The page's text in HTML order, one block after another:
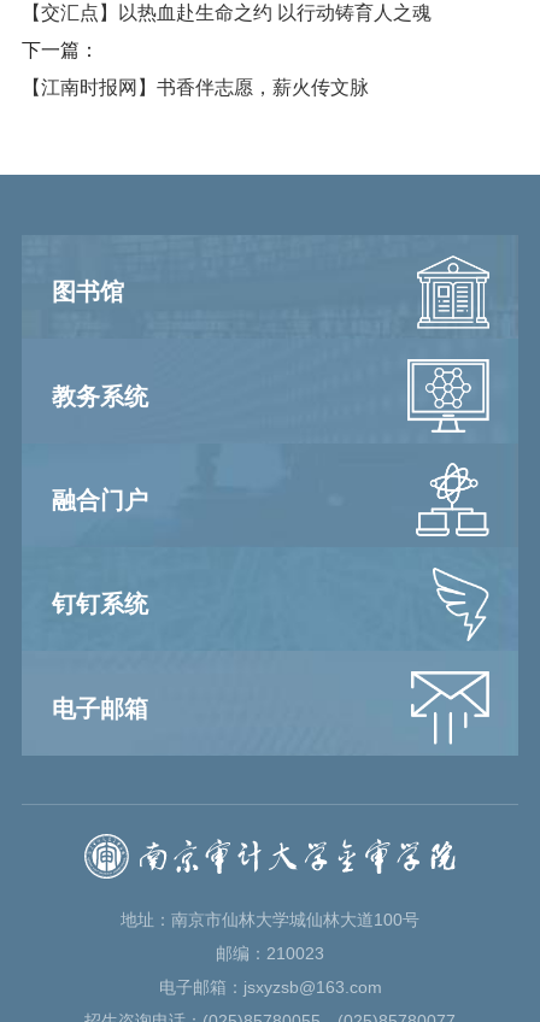
【交汇点】以热血赴生命之约 以行动铸育人之魂
下一篇：
【江南时报网】书香伴志愿，薪火传文脉
图书馆
教务系统
融合门户
钉钉系统
电子邮箱
地址：南京市仙林大学城仙林大道100号
邮编：210023
电子邮箱：jsxyzsb@163.com